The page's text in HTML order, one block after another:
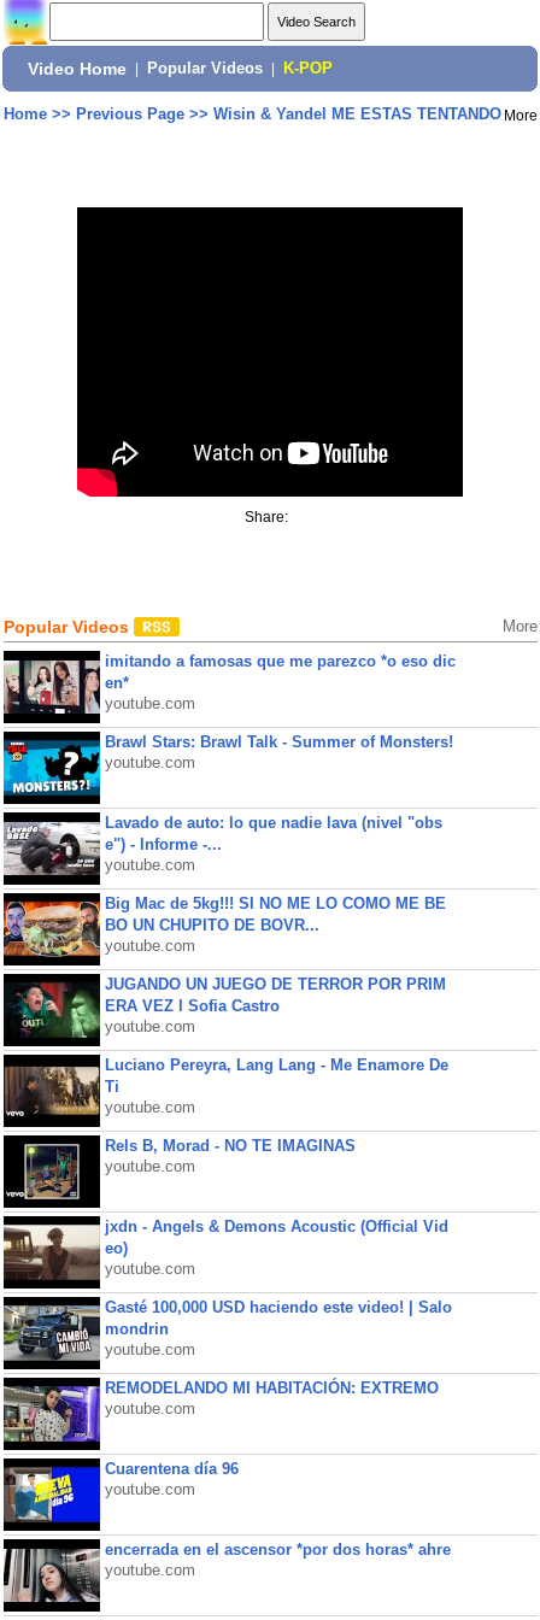
Video Home Popular Videos K-POP
Home>> Previous Page>> Wisin & Yandel ME ESTAS TENTANDO More
Share:
Popular Videos More
imitando a famosas que me parezco *o eso dic
en*
youtube.com
Brawl Stars: Brawl Talk - Summer of Monsters!
youtube.com
Lavado de auto: lo que nadie lava (nivel "obs
e") - Informe -...
youtube.com
Big Mac de 5kg!!! SI NO ME LO COMO ME BE
BO UN CHUPITO DE BOVR...
youtube.com
JUGANDO UN JUEGO DE TERROR POR PRIM
ERA VEZ l Sofia Castro
youtube.com
Luciano Pereyra, Lang Lang - Me Enamore De
Ti
youtube.com
Rels B, Morad - NO TE IMAGINAS
youtube.com
jxdn - Angels & Demons Acoustic (Official Vid
eo)
youtube.com
Gasté 100,000 USD haciendo este video! | Salo
mondrin
youtube.com
REMODELANDO MI HABITACIÓN: EXTREMO
youtube.com
Cuarentena día 96
youtube.com
encerrada en el ascensor *por dos horas* ahre
youtube.com